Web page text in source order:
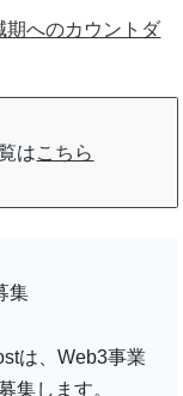
期へのカウントダ
はこちら
集
は、Web3事業
集します。